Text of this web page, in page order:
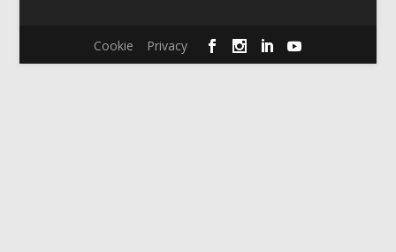
Cookie Privacy